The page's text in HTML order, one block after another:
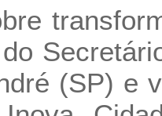
(SP) e